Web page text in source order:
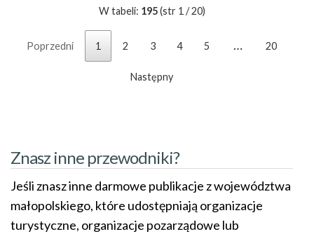
W tabeli: 195(str 1 / 20)
Poprzedni 1 2 3 4 5 … 20
Następny
Znasz inne przewodniki?
Jeśli znasz inne darmowe publikacje z województwa
małopolskiego, które udostępniają organizacje
turystyczne, organizacje pozarządowe lub